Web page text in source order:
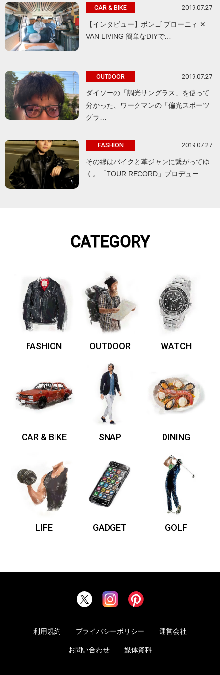
CAR & BIKE 2019.07.27
【インタビュー】ボンゴ ブローニィ ✕
VAN LIVING 簡単なDIYで…
OUTDOOR 2019.07.27
ダイソーの「調光サングラス」を使って
分かった、ワークマンの「偏光スポーツ
グラ…
FASHION 2019.07.27
その縁はバイクと革ジャンに繋がってゆ
く。「TOUR RECORD」プロデュー…
CATEGORY
FASHION OUTDOOR WATCH
CAR & BIKE SNAP DINING
LIFE GADGET GOLF
利用規約 プライバシーポリシー 運営会社
お問い合わせ 媒体資料